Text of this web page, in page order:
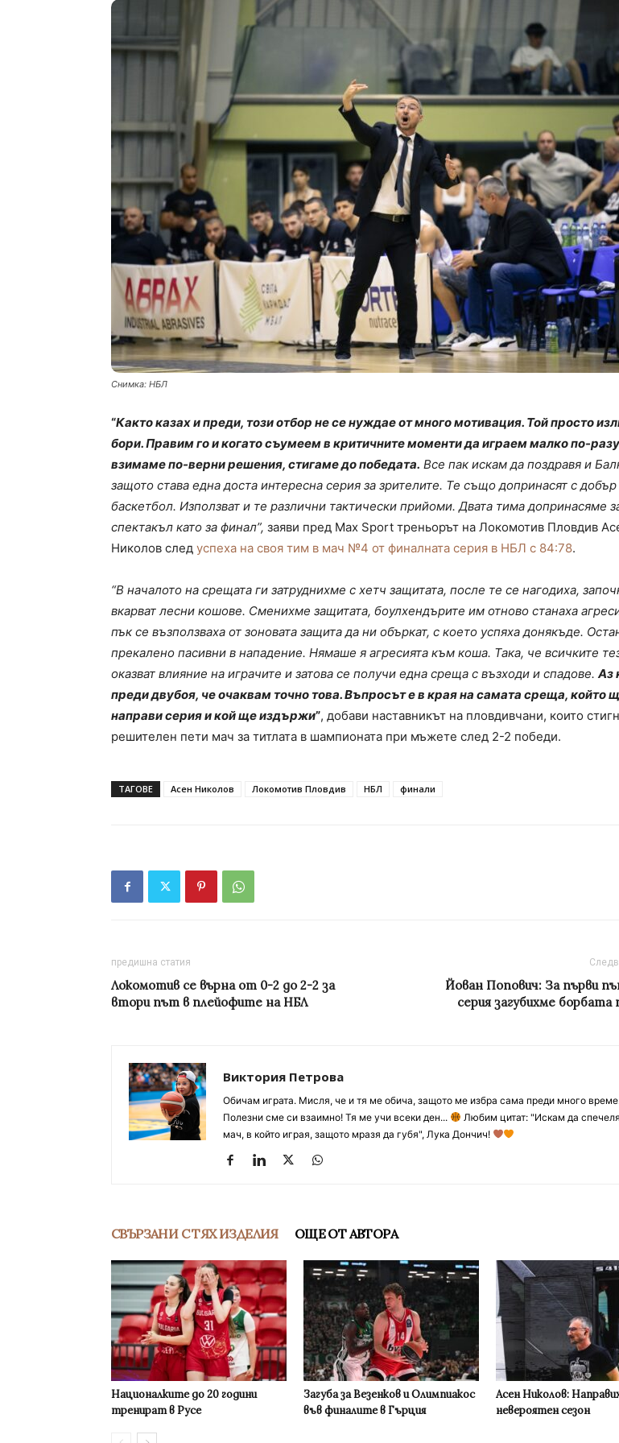
Снимка: НБЛ
“Както казах и преди, този отбор не се нуждае от много мотивация. Той просто
бори. Правим го и когато съумеем в критичните моменти да играем малко по-
взимаме по-верни решения, стигаме до победата. Все пак искам да поздравя и
защото става една доста интересна серия за зрителите. Те също допринасят с добър
баскетбол. Използват и те различни тактически прийоми. Двата тима допринасяме
спектакъл като за финал”, заяви пред Max Sport треньорът на Локомотив Пловдив
Николов след успеха на своя тим в мач №4 от финалната серия в НБЛ с 84:78.
“В началото на срещата ги затруднихме с хетч защитата, после те се нагодиха,
вкарват лесни кошове. Сменихме защитата, боулхендърите им отново станаха
пък се възползваха от зоновата защита да ни объркат, с което успяха донякъде.
прекалено пасивни в нападение. Нямаше я агресията към коша. Така, че всичките
оказват влияние на играчите и затова се получи една среща с възходи и спадове. Аз
преди двубоя, че очаквам точно това. Въпросът е в края на самата среща, който
направи серия и кой ще издържи”, добави наставникът на пловдивчани, които
решителен пети мач за титлата в шампионата при мъжете след 2-2 победи.
ТАГОВЕ Асен Николов Локомотив Пловдив НБЛ финали
предишна статия
Локомотив се върна от 0-2 до 2-2 за
втори път в плейофите на НБЛ
Йован Попович: За първи
серия загубихме борбата
Виктория Петрова
Обичам играта. Мисля, че и тя ме обича, защото ме избра сама преди много
Полезни сме си взаимно! Тя ме учи всеки ден...
Любим цитат: "Искам да
мач, в който играя, защото мразя да губя", Лука Дончич!
СВЪРЗАНИ С ТЯХ ИЗДЕЛИЯ ОЩЕ ОТ АВТОРА
Националките до 20 години
тренират в Русе
Загуба за Везенков и Олимпиакос
във финалите в Гърция
Асен Николов:
невероятен сезон